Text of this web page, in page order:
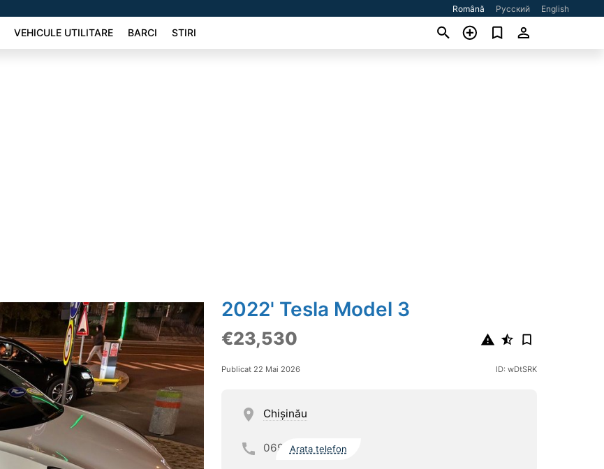
Română Русский English
VEHICULE UTILITARE BARCI STIRI
2022' Tesla Model 3
€23,530
Publicat 22 Mai 2026 ID: wDtSRK
Chişinău
069 Arata telefon